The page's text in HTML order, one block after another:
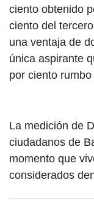
ciento obtenido
ciento del
una ventaja de
única aspirante
por ciento
La medición de
ciudadanos de
momento que
considerados